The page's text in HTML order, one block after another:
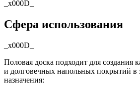
_x000D_
Сфера использования
_x000D_
Половая доска подходит для создания
и долговечных напольных покрытий в
назначения: